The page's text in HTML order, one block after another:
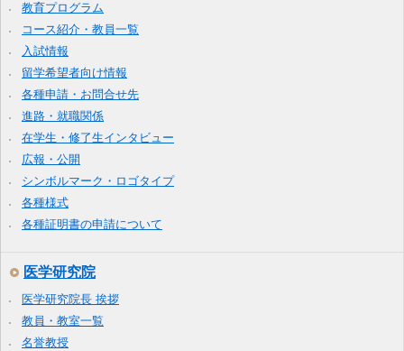
教育プログラム
コース紹介・教員一覧
入試情報
留学希望者向け情報
各種申請・お問合せ先
進路・就職関係
在学生・修了生インタビュー
広報・公開
シンボルマーク・ロゴタイプ
各種様式
各種証明書の申請について
医学研究院
医学研究院長 挨拶
教員・教室一覧
名誉教授